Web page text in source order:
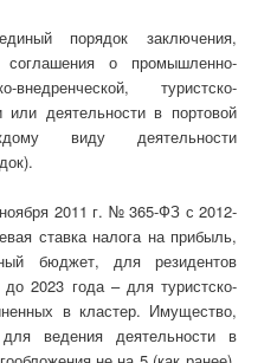
порядок заключения,
о промышленно-
внедренческой, туристско-
или деятельности в портовой
виду деятельности
2011 г. № 365-ФЗ с 2012-
ставка налога на прибыль,
бюджет, для резидентов
2023 года – для туристско-
в кластер. Имущество,
для ведения деятельности в